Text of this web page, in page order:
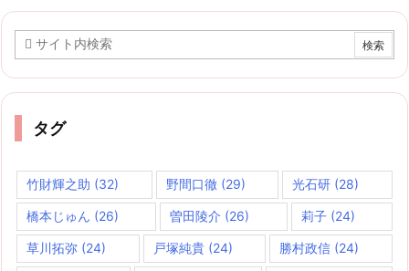
イ
タグ
竹財輝之助 (32) 野間口徹(29) 光石研 (28)
橋本じゅん (26) 曽田陵介 (26) 莉子(24)
草川拓弥 (24) 戸塚純貴(24) 勝村政信 (24)